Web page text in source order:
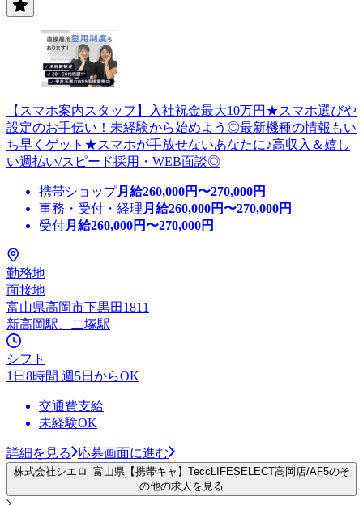
【スマホ案内スタッフ】入社祝金最大10万円★スマホ選びや
設定のお手伝い！未経験から始めよう◎最新機種の情報もい
ち早くゲット★スマホが手放せないあなたに♪高収入＆嬉し
い週払い/スピード採用・WEB面談◎
携帯ショップ月給260,000円〜270,000円
事務・受付・経理 月給260,000円〜270,000円
受付月給260,000円〜270,000円
勤務地
面接地
富山県高岡市下黒田1811
新高岡駅、二塚駅
シフト
1日8時間 週5日からOK
交通費支給
未経験OK
詳細を見る 応募画面に進む
株式会社シエロ_富山県【携帯キャ】TeccLIFESELECT高岡店/AF5のそ
の他の求人を見る